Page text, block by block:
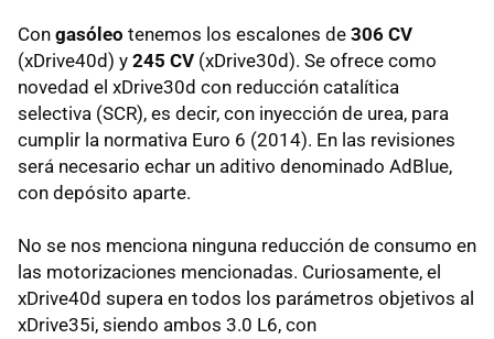
Con gasóleo tenemos los escalones de 306 CV
(xDrive40d) y 245 CV (xDrive30d). Se ofrece como
novedad el xDrive30d con reducción catalítica
selectiva (SCR), es decir, con inyección de urea, para
cumplir la normativa Euro 6 (2014). En las revisiones
será necesario echar un aditivo denominado AdBlue,
con depósito aparte.
No se nos menciona ninguna reducción de consumo en
las motorizaciones mencionadas. Curiosamente, el
xDrive40d supera en todos los parámetros objetivos al
xDrive35i, siendo ambos 3.0 L6, con